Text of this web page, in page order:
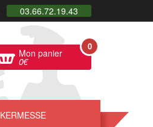
03.66.72.19.43
Mon panier
0€
0
KERMESSE